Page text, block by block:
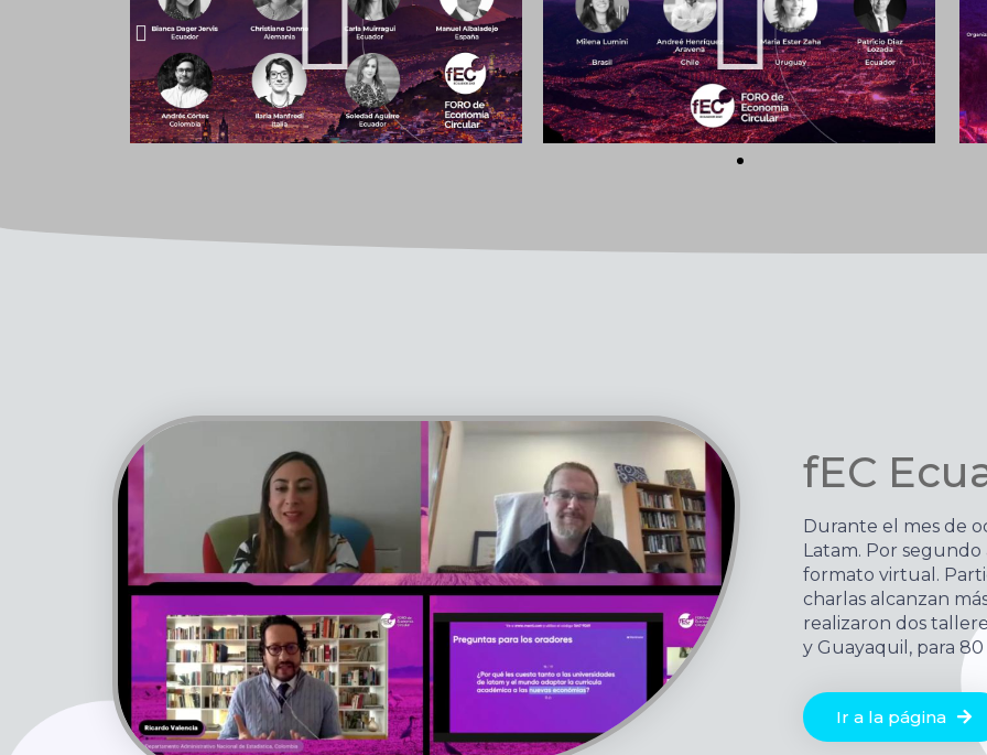
fEC
Durante el mes de
Latam. Por
formato virtual.
charlas alcanzan
realizaron dos
y Guayaquil, para
Ir a la página